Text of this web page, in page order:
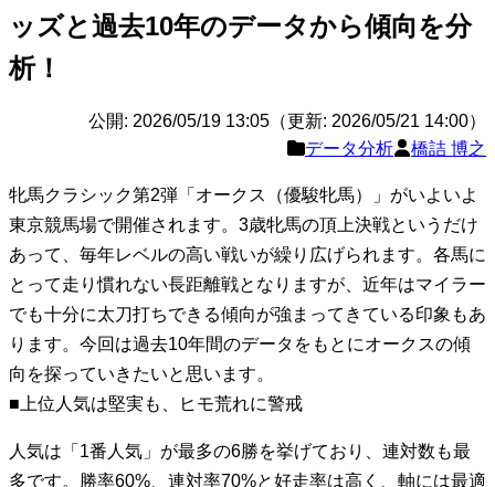
ッズと過去10年のデータから傾向を分
析！
公開: 2026/05/19 13:05（更新: 2026/05/21 14:00）
データ分析
橋詰 博之
牝馬クラシック第2弾「オークス（優駿牝馬）」がいよいよ
東京競馬場で開催されます。3歳牝馬の頂上決戦というだけ
あって、毎年レベルの高い戦いが繰り広げられます。各馬に
とって走り慣れない長距離戦となりますが、近年はマイラー
でも十分に太刀打ちできる傾向が強まってきている印象もあ
ります。今回は過去10年間のデータをもとにオークスの傾
向を探っていきたいと思います。
■上位人気は堅実も、ヒモ荒れに警戒
人気は「1番人気」が最多の6勝を挙げており、連対数も最
多です。勝率60%、連対率70%と好走率は高く、軸には最適